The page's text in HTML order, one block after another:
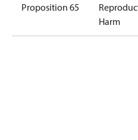
Proposition 65
Harm